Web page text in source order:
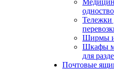
Тележки
Ширмы и
Шкафы
для
Почтовые